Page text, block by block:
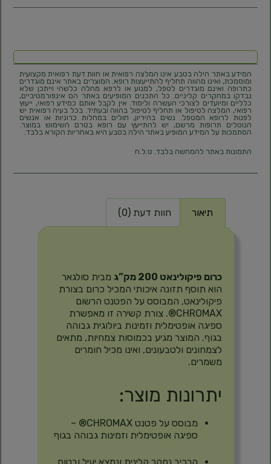
המידע באתר הילה בטבע אינו המלצה רפואית או חוות דעת רפואית מקצועית
ומוסמכת, ואינו מהווה תחליף להתייעצות רופא. המוצרים באתר אינם מוגדרים
כתרופה ואינם מוגדרים לטפל, למנוע או לרפא מחלה כלשהי וייתכן שלא
נבדקו במחקרים קליניים. כל התכנים המופיעים באתר הם אינפורמטיביים,
כלליים ומיועדים לצורכי העשרה ולימוד. אין לקבל אותם כמידע רפואי, ייעוץ
רפואי, המלצה לטיפול או תחליף לטיפול בהווה ובעתיד. בכל בעיה רפואית יש
לפנות לרופא המטפל. נשים בהיריון, חולים במחלות כרוניות או אנשים
הנוטלים תרופות מרשם, יש להתייעץ עם רופא בטרם השימוש במוצר.
הסתמכות על המידע המופיע באתר הילה בטבע היא באחריות הקורא בלבד.
התמונות באתר להמחשה בלבד. ט.ל.ח
תיאור חוות דעת (0)
כרום פיקולינאט 200 מק”ג
מבית סולגאר
הוא תוסף תזונה איכותי המכיל כרום בצורת
פיקולינאט, המבוסס על הפטנט הרשום
CHROMAX®.
צורת קשירה זו מאפשרת
ספיגה אופטימלית וזמינות ביולוגית גבוהה
בגוף. המוצר מגיע בכמוסות צמחיות, מתאים
לצמחונים ולטבעונים, ואינו מכיל חומרים
משמרים.
יתרונות מוצר:
מבוסס על פטנט CHROMAX® –
ספיגה אופטימלית וזמינות גבוהה בגוף